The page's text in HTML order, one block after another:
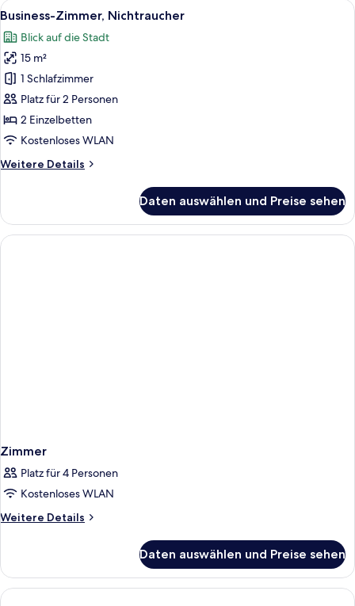
Alle
Fotos
für
Business-
Zimmer,
Nichtraucher
anzeigen
Ein Hotelzimmer mit einem großen
6
Business-Zimmer, Nichtraucher
Blick auf die Stadt
15 m²
1 Schlafzimmer
Platz für 2 Personen
2 Einzelbetten
Kostenloses WLAN
Weitere Details
Weitere
Zimmer,
Nichtraucher
Daten auswählen und Preise sehen
Zimmer
Platz für 4 Personen
Kostenloses WLAN
Weitere Details
Weitere
Daten auswählen und Preise sehen